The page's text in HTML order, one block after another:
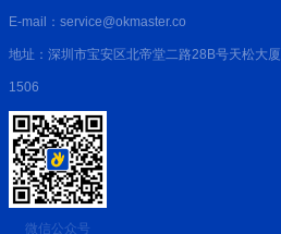
E-mail：service@okmaster.co
地址：深圳市宝安区北帝堂二路28B号天松大厦
1506
微信公众号